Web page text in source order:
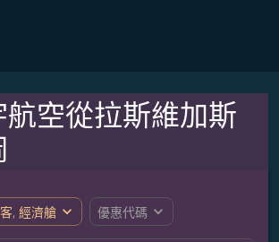
空從拉斯維加斯
, 經濟艙 expand_more 優惠代碼 expand_more